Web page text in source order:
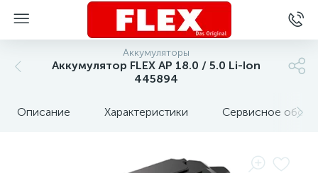
Аккумуляторы
Аккумулятор FLEX AP 18.0 / 5.0 Li-Ion
445894
Описание Характеристики Сервисное